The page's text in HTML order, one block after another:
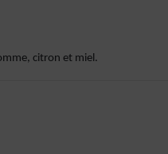
citron et miel.